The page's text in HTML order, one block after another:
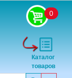
0
Каталог
товаров